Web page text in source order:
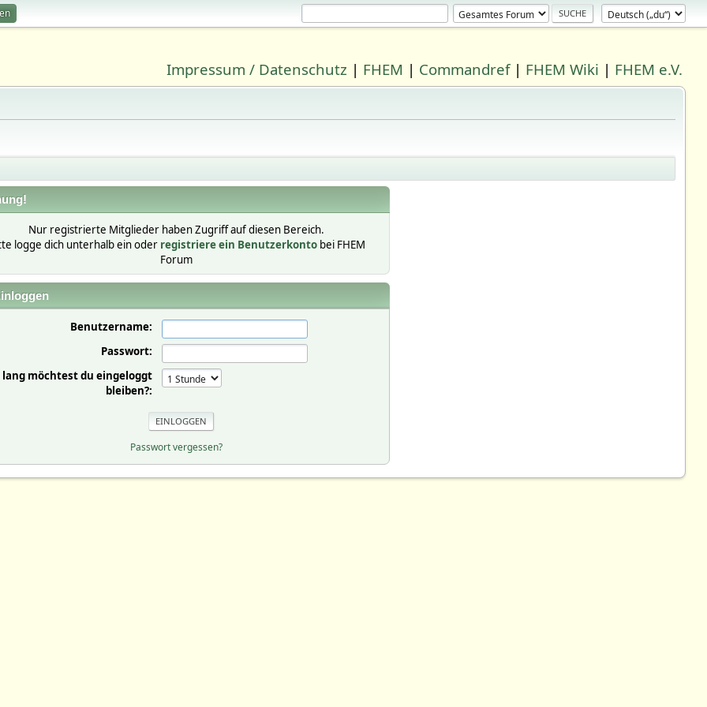
Impressum / Datenschutz | FHEM | Commandref| FHEM Wiki | FHEM e.V.
Nur registrierte Mitglieder haben Zugriff auf diesen Bereich.
logge dich unterhalb ein oder registriere ein Benutzerkontobei FHEM
Forum
Benutzername:
Passwort:
lang möchtest du eingeloggt
bleiben?:
Passwort vergessen?